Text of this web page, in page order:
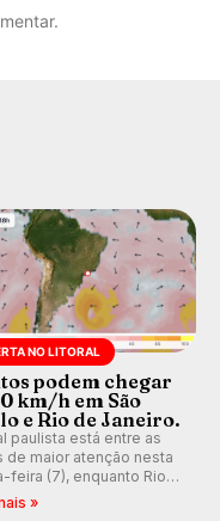
NO LITORAL
podem chegar
km/h em São
e Rio de Janeiro.
paulista está entre as
de maior atenção nesta
feira (7), enquanto Rio
também recebe
»